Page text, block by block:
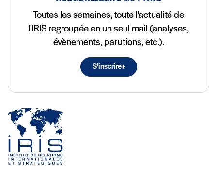
Toutes les semaines, toute l'actualité de
l'IRIS regroupée en un seul mail (analyses,
évènements, parutions, etc.).
S'inscrire